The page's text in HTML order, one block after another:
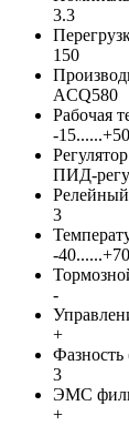
3.3
150
ACQ580
Рабочая
-15......+50
ПИД-
3
-40......+70
-
+
Фазность
3
ЭМС
+